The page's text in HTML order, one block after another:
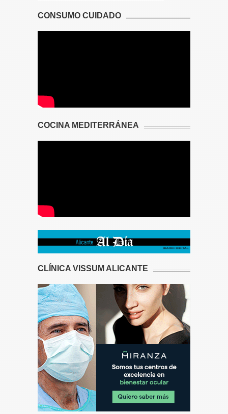
CONSUMO CUIDADO
COCINA MEDITERRÁNEA
CLÍNICA VISSUM ALICANTE